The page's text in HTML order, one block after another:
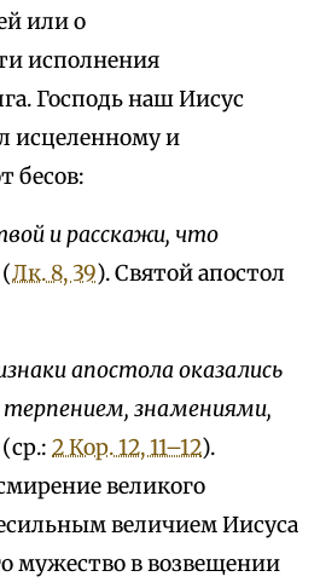
или о
исполнения
Господь наш Иисус
исцеленному и
бесов:
и расскажи, что
(Лк. 8, 39). Святой апостол
апостола оказались
терпением, знамениями,
(ср.: 2 Кор. 12, 11–12).
великого
величием Иисуса
мужество в возвещении